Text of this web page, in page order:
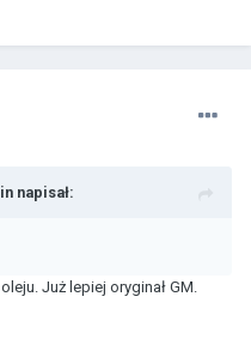
napisał:
Już lepiej oryginał GM.